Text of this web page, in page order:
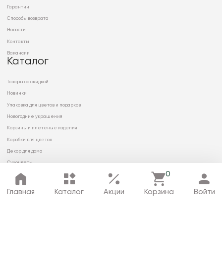
Главная Каталог Акции
0
Корзина Войти
Гарантии
Способы возврата
Новости
Контакты
Вакансии
Каталог
Товары со скидкой
Новинки
Упаковка для цветов и подарков
Новогодние украшения
Корзины и плетеные изделия
Коробки для цветов
Декор для дома
Сухоцветы
© 2026 ООО «МИРРЭЙ»